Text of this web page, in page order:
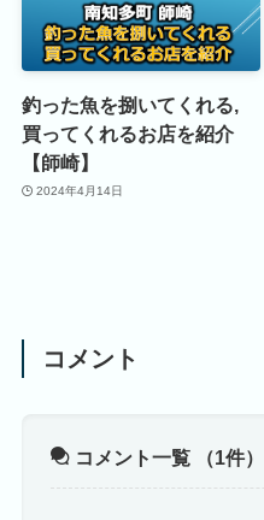
釣った魚を捌いてくれる,
買ってくれるお店を紹介
【師崎】
2024年4月14日
コメント
コメント一覧 （1件）